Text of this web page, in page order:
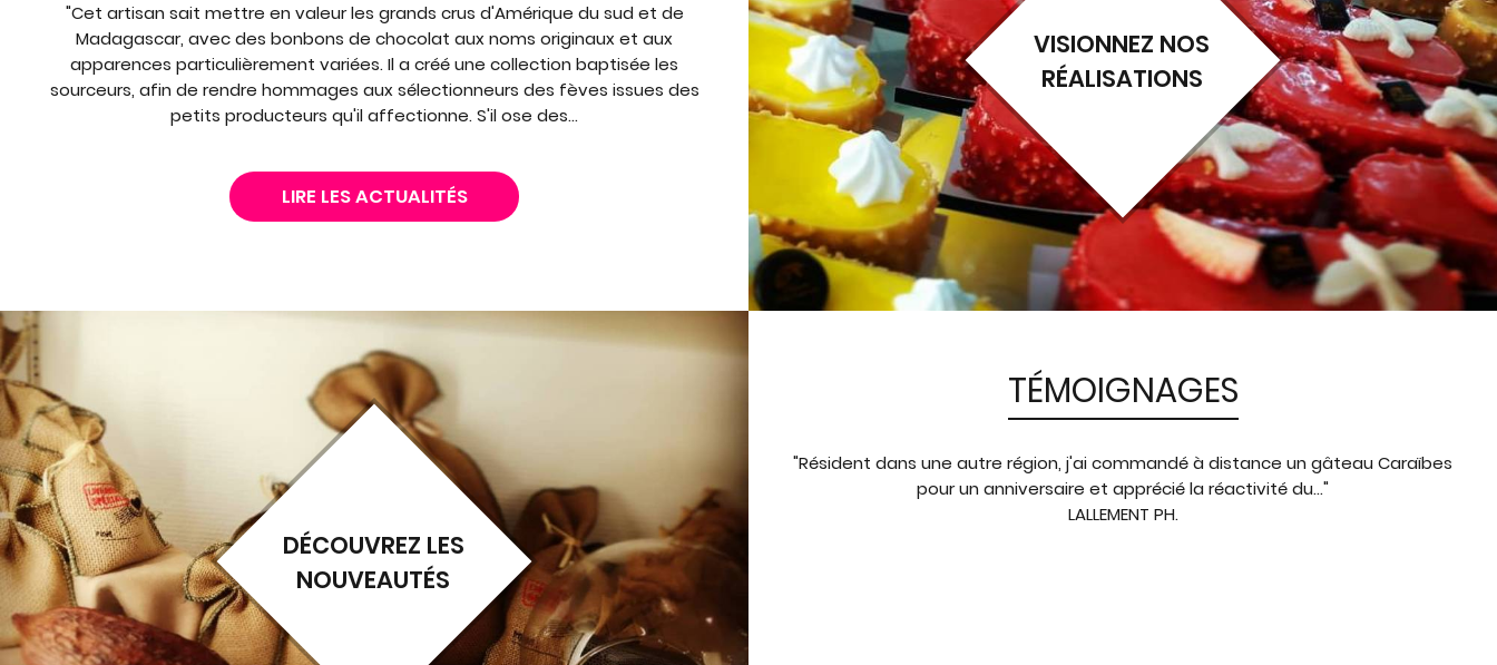
VISIONNEZ NOS
RÉALISATIONS
"Cet artisan sait mettre en valeur les grands crus d'Amérique du sud et de
Madagascar, avec des bonbons de chocolat aux noms originaux et aux
apparences particulièrement variées. Il a créé une collection baptisée les
sourceurs, afin de rendre hommages aux sélectionneurs des fèves issues des
petits producteurs qu'il affectionne. S'il ose des...
LIRE LES ACTUALITÉS
DÉCOUVREZ LES
NOUVEAUTÉS
TÉMOIGNAGES
"Résident dans une autre région, j'ai commandé à distance un gâteau Caraïbes
pour un anniversaire et apprécié la réactivité du..."
LALLEMENT PH.